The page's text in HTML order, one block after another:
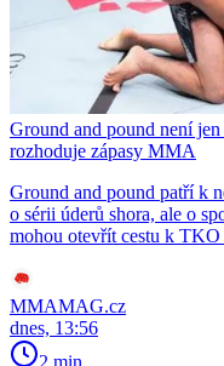
Ground and pound není
rozhoduje zápasy MMA
Ground and pound patří k
o sérii úderů shora, ale o
mohou otevřít cestu k TKO
MMAMAG.cz
dnes, 13:56
2 min